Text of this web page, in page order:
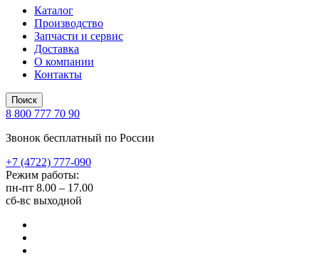
Каталог
Производство
Запчасти и сервис
Доставка
О компании
Контакты
Поиск
8 800 777 70 90
Звонок бесплатный по России
+7 (4722) 777-090
Режим работы:
пн-пт 8.00 – 17.00
сб-вс выходной